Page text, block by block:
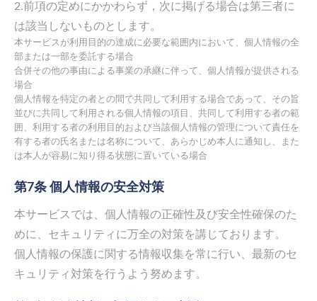
2.前項の定めにかかわらず，次に掲げる場合は第三者に
は該当しないものとします。
本サービスが利用目的の達成に必要な範囲内において、個人情報の全
部または一部を委託する場合
合併その他の事由による事業の承継に伴って、個人情報が提供される
場合
個人情報を特定の者との間で共同して利用する場合であって、その旨
並びに共同して利用される個人情報の項目、共同して利用する者の範
囲、利用する者の利用目的および当該個人情報の管理について責任を
有する者の氏名または名称について、あらかじめ本人に通知し、また
は本人が容易に知り得る状態に置いている場合
第7条 個人情報の安全対策
本サービスでは、個人情報の正確性及び安全性確保のた
めに、セキュリティに万全の対策を講じております。
個人情報の保護に関する情報収集を常に行い、最新のセ
キュリティ対策を行うよう努めます。